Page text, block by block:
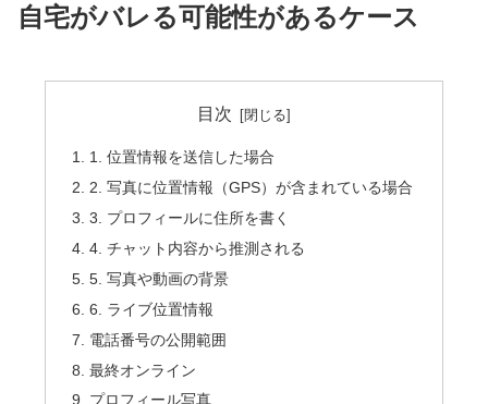
自宅がバレる可能性があるケース
目次
1. 位置情報を送信した場合
2. 写真に位置情報（GPS）が含まれている場合
3. プロフィールに住所を書く
4. チャット内容から推測される
5. 写真や動画の背景
6. ライブ位置情報
電話番号の公開範囲
最終オンライン
プロフィール写真